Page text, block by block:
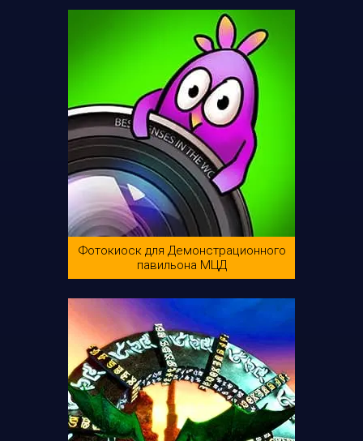
Фотокиоск для Демонстрационного
павильона МЦД